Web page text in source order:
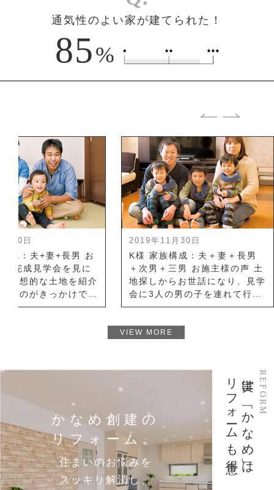
通気性のよい家が建てられた！
85%
30日
成：夫+妻+長男 お
完成見学会を見に
理想的な土地を紹介
たのがきっかけで
、コスト、会社の信
2019年11月30日
K様 家族構成：夫＋妻＋長男
＋次男＋三男 お施主様の声 土
地探しからお世話になり、見学
会に3人の男の子を連れて行っ
ても、いつも笑顔で歓迎してく
柄が決め手です。夏も冬も快適
VIEW MORE
実は、「かなめ」は
リフォームも得意！ REFORM
住まいのお悩みを
スッキリ解消し、
かなめ創建の
リフォーム。